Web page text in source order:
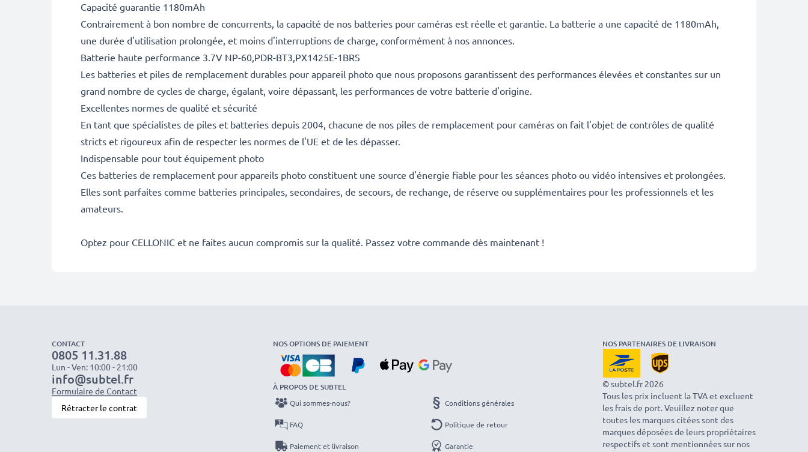
Capacité guarantie 1180mAh
Contrairement à bon nombre de concurrents, la capacité de nos batteries pour caméras est réelle et garantie. La batterie a une capacité de 1180mAh,
une durée d'utilisation prolongée, et moins d'interruptions de charge, conformément à nos annonces.
Batterie haute performance 3.7V NP-60,PDR-BT3,PX1425E-1BRS
Les batteries et piles de remplacement durables pour appareil photo que nous proposons garantissent des performances élevées et constantes sur un
grand nombre de cycles de charge, égalant, voire dépassant, les performances de votre batterie d'origine.
Excellentes normes de qualité et sécurité
En tant que spécialistes de piles et batteries depuis 2004, chacune de nos piles de remplacement pour caméras on fait l'objet de contrôles de qualité
stricts et rigoureux afin de respecter les normes de l'UE et de les dépasser.
Indispensable pour tout équipement photo
Ces batteries de remplacement pour appareils photo constituent une source d'énergie fiable pour les séances photo ou vidéo intensives et prolongées.
Elles sont parfaites comme batteries principales, secondaires, de secours, de rechange, de réserve ou supplémentaires pour les professionnels et les
amateurs.
Optez pour CELLONIC et ne faites aucun compromis sur la qualité. Passez votre commande dès maintenant !
CONTACT
0805 11.31.88
Lun - Ven: 10:00 - 21:00
info@subtel.fr
Formulaire de Contact
Rétracter le contrat
NOS OPTIONS DE PAIEMENT
À PROPOS DE SUBTEL
Qui sommes-nous?
FAQ
Paiement et livraison
Conditions générales
Politique de retour
Garantie
NOS PARTENAIRES DE LIVRAISON
© subtel.fr 2026
Tous les prix incluent la TVA et excluent
les frais de port. Veuillez noter que
toutes les marques citées sont des
marques déposées de leurs propriétaires
respectifs et sont mentionnées sur nos